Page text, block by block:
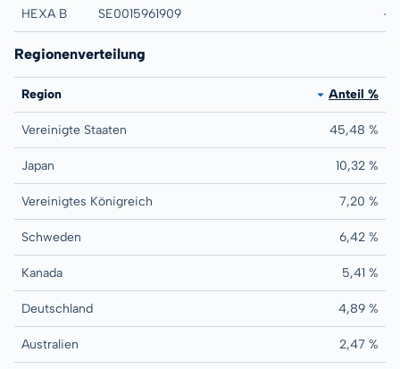
HEXA B SE0015961909 HEXAGON CLASS
-
Regionenverteilung
Region Anteil %
Vereinigte Staaten 45,48 %
Japan 10,32 %
Vereinigtes Königreich 7,20 %
Schweden 6,42 %
Kanada 5,41 %
Deutschland 4,89 %
Australien 2,47 %